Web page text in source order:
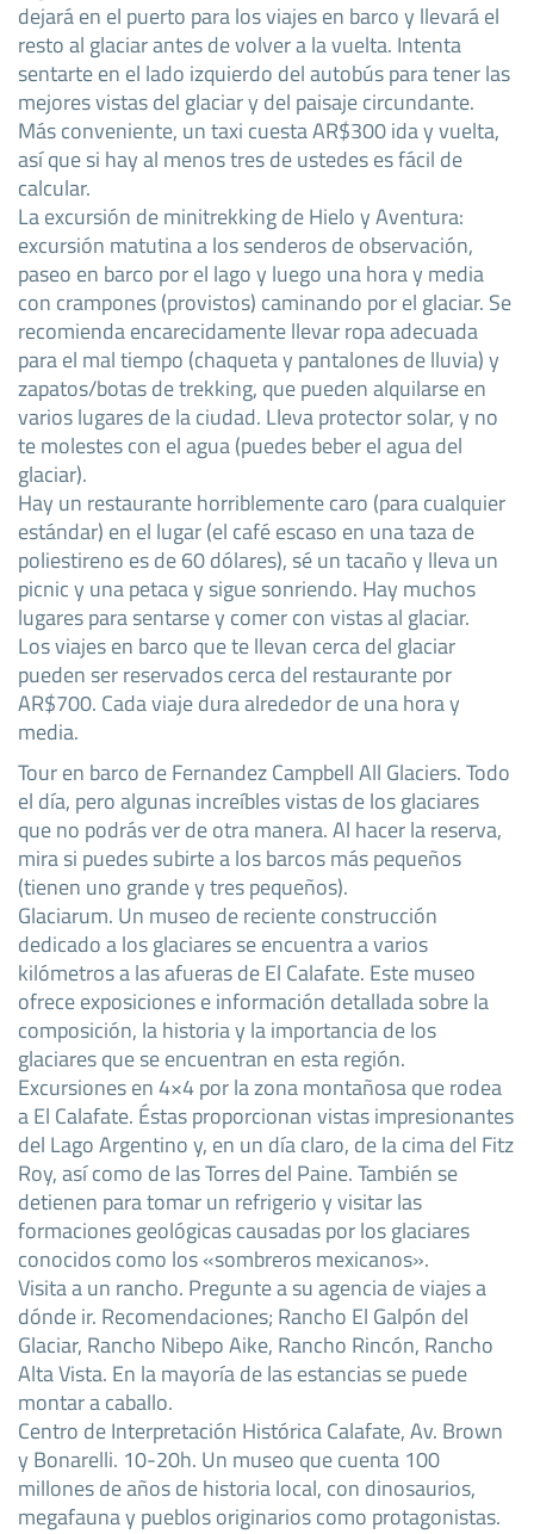
dejará en el puerto para los viajes en barco y llevará el
resto al glaciar antes de volver a la vuelta. Intenta
sentarte en el lado izquierdo del autobús para tener las
mejores vistas del glaciar y del paisaje circundante.
Más conveniente, un taxi cuesta AR$300 ida y vuelta,
así que si hay al menos tres de ustedes es fácil de
calcular.
La excursión de minitrekking de Hielo y Aventura:
excursión matutina a los senderos de observación,
paseo en barco por el lago y luego una hora y media
con crampones (provistos) caminando por el glaciar. Se
recomienda encarecidamente llevar ropa adecuada
para el mal tiempo (chaqueta y pantalones de lluvia) y
zapatos/botas de trekking, que pueden alquilarse en
varios lugares de la ciudad. Lleva protector solar, y no
te molestes con el agua (puedes beber el agua del
glaciar).
Hay un restaurante horriblemente caro (para cualquier
estándar) en el lugar (el café escaso en una taza de
poliestireno es de 60 dólares), sé un tacaño y lleva un
picnic y una petaca y sigue sonriendo. Hay muchos
lugares para sentarse y comer con vistas al glaciar.
Los viajes en barco que te llevan cerca del glaciar
pueden ser reservados cerca del restaurante por
AR$700. Cada viaje dura alrededor de una hora y
media.
Tour en barco de Fernandez Campbell All Glaciers. Todo
el día, pero algunas increíbles vistas de los glaciares
que no podrás ver de otra manera. Al hacer la reserva,
mira si puedes subirte a los barcos más pequeños
(tienen uno grande y tres pequeños).
Glaciarum. Un museo de reciente construcción
dedicado a los glaciares se encuentra a varios
kilómetros a las afueras de El Calafate. Este museo
ofrece exposiciones e información detallada sobre la
composición, la historia y la importancia de los
glaciares que se encuentran en esta región.
Excursiones en 4×4 por la zona montañosa que rodea
a El Calafate. Éstas proporcionan vistas impresionantes
del Lago Argentino y, en un día claro, de la cima del Fitz
Roy, así como de las Torres del Paine. También se
detienen para tomar un refrigerio y visitar las
formaciones geológicas causadas por los glaciares
conocidos como los «sombreros mexicanos».
Visita a un rancho. Pregunte a su agencia de viajes a
dónde ir. Recomendaciones; Rancho El Galpón del
Glaciar, Rancho Nibepo Aike, Rancho Rincón, Rancho
Alta Vista. En la mayoría de las estancias se puede
montar a caballo.
Centro de Interpretación Histórica Calafate, Av. Brown
y Bonarelli. 10-20h. Un museo que cuenta 100
millones de años de historia local, con dinosaurios,
megafauna y pueblos originarios como protagonistas.